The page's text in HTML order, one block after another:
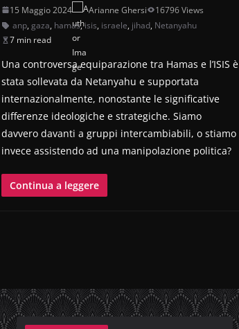
15 Maggio 2024 Arianne Ghersi
16796 Views
anp, gaza, hamas,isis, israele, jihad, Netanyahu
7 min read
Una controversa equiparazione tra Hamas e l’ISIS è
stata sollevata da Netanyahu e supportata
internazionalmente, nonostante le significative
differenze ideologiche e strategiche. Siamo
davvero davanti a gruppi intercambiabili, o stiamo
invece assistendo ad una manipolazione politica?
Continua a leggere